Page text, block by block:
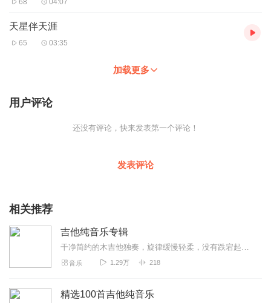
68 04:07
天星伴天涯
65 03:35
加载更多
用户评论
还没有评论，快来发表第一个评论！
发表评论
相关推荐
吉他纯音乐专辑
干净简约的木吉他独奏，旋律缓慢轻柔，没有跌宕起伏，只有绵长温润的琴音缓缓流淌。卸下一天工作与生活的紧绷，放下繁杂思绪，安静聆听，舒...
音乐 1.29万 218
精选100首吉他纯音乐